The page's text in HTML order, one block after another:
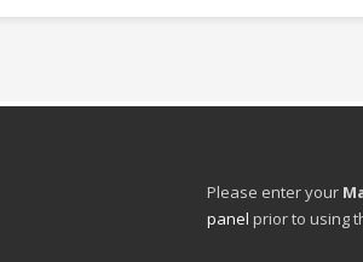
Please enter your
panel prior to using